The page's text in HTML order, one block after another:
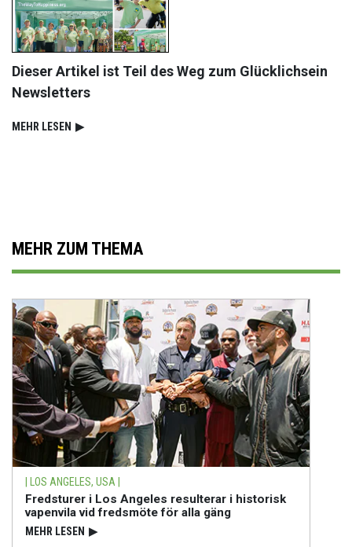
Dieser Artikel ist Teil des Weg zum Glücklichsein
Newsletters
MEHR LESEN ▶
MEHR ZUM THEMA
| LOS ANGELES, USA |
Fredsturer i Los Angeles resulterar i historisk
vapenvila vid fredsmöte för alla gäng
MEHR LESEN ▶